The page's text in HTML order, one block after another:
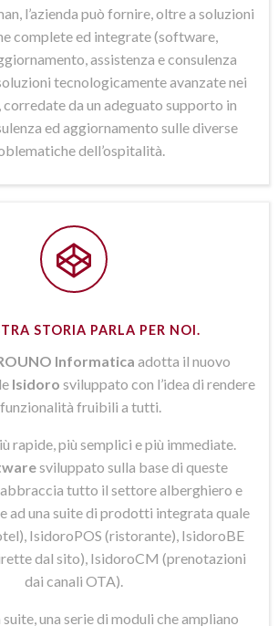
l’azienda può fornire, oltre a soluzioni
complete ed integrate (software,
assistenza e consulenza
tecnologicamente avanzate nei
da un adeguato supporto in
ed aggiornamento sulle diverse
dell’ospitalità.
STORIA PARLA PER NOI.
Informatica adotta il nuovo
Isidoro sviluppato con l’idea di rendere
fruibili a tutti.
rapide, più semplici e più immediate.
sviluppato sulla base di queste
tutto il settore alberghiero e
ad una suite di prodotti integrata quale
IsidoroPOS (ristorante), IsidoroBE
dal sito), IsidoroCM (prenotazioni
dai canali OTA).
una serie di moduli che ampliano